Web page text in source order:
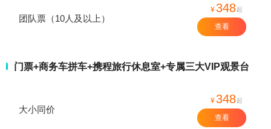
团队票（10人及以上）
¥348起
查看
门票+商务车拼车+携程旅行休息室+专属三大VIP观景台
大小同价
¥348起
查看